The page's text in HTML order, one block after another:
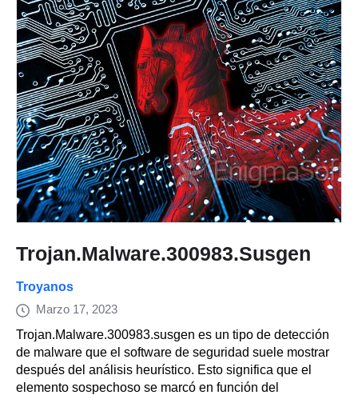
Trojan.Malware.300983.Susgen
Troyanos
Marzo 17, 2023
Trojan.Malware.300983.susgen es un tipo de detección
de malware que el software de seguridad suele mostrar
después del análisis heurístico. Esto significa que el
elemento sospechoso se marcó en función del